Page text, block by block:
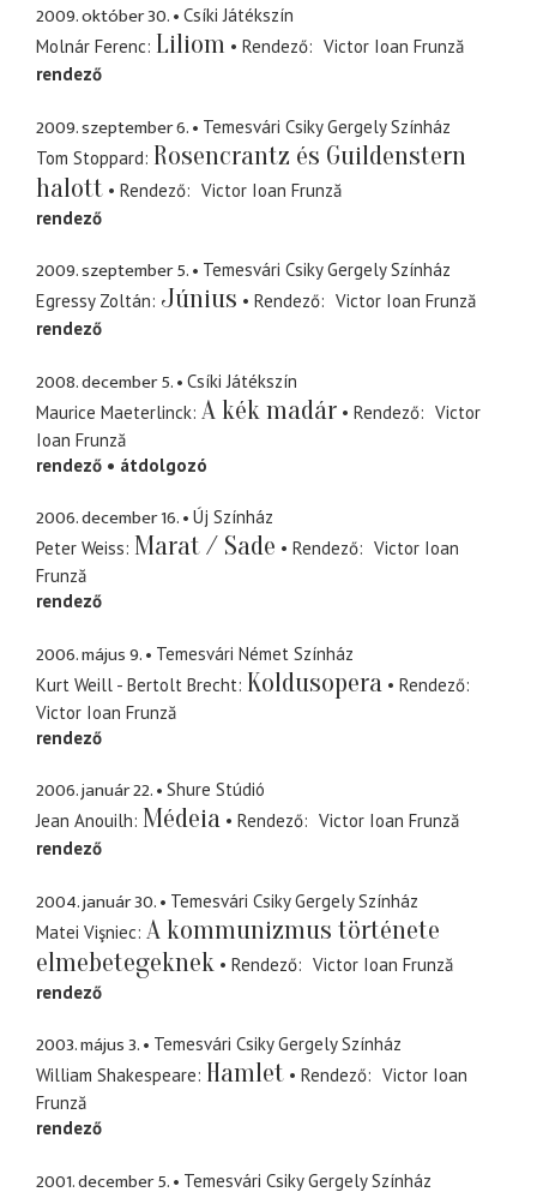
2009. október 30.
Csíki Játékszín
Molnár Ferenc Liliom Rendező
Victor Ioan Frunză
rendező
2009. szeptember 6.
Temesvári Csiky Gergely Színház
Tom Stoppard Rosencrantz és Guildenstern
halott
Rendező
Victor Ioan Frunză
rendező
2009. szeptember 5.
Temesvári Csiky Gergely Színház
Egressy Zoltán Június Rendező
Victor Ioan Frunză
rendező
2008. december 5.
Csíki Játékszín
Maurice Maeterlinck A kék madár Rendező
Victor
Ioan Frunză
rendező
átdolgozó
2006. december 16.
Új Színház
Peter Weiss Marat / Sade Rendező
Victor Ioan
Frunză
rendező
2006. május 9.
Temesvári Német Színház
Kurt Weill - Bertolt Brecht Koldusopera
Rendező
Victor Ioan Frunză
rendező
2006. január 22.
Shure Stúdió
Jean Anouilh Médeia Rendező
Victor Ioan Frunză
rendező
2004. január 30.
Temesvári Csiky Gergely Színház
Matei Vişniec A kommunizmus története
elmebetegeknek
Rendező
Victor Ioan Frunză
rendező
2003. május 3.
Temesvári Csiky Gergely Színház
William Shakespeare Hamlet Rendező
Victor Ioan
Frunză
rendező
2001. december 5. Temesvári Csiky Gergely Színház